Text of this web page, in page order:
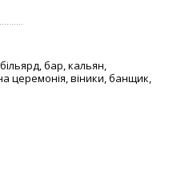
бар, кальян,
церемонія, віники, банщик,